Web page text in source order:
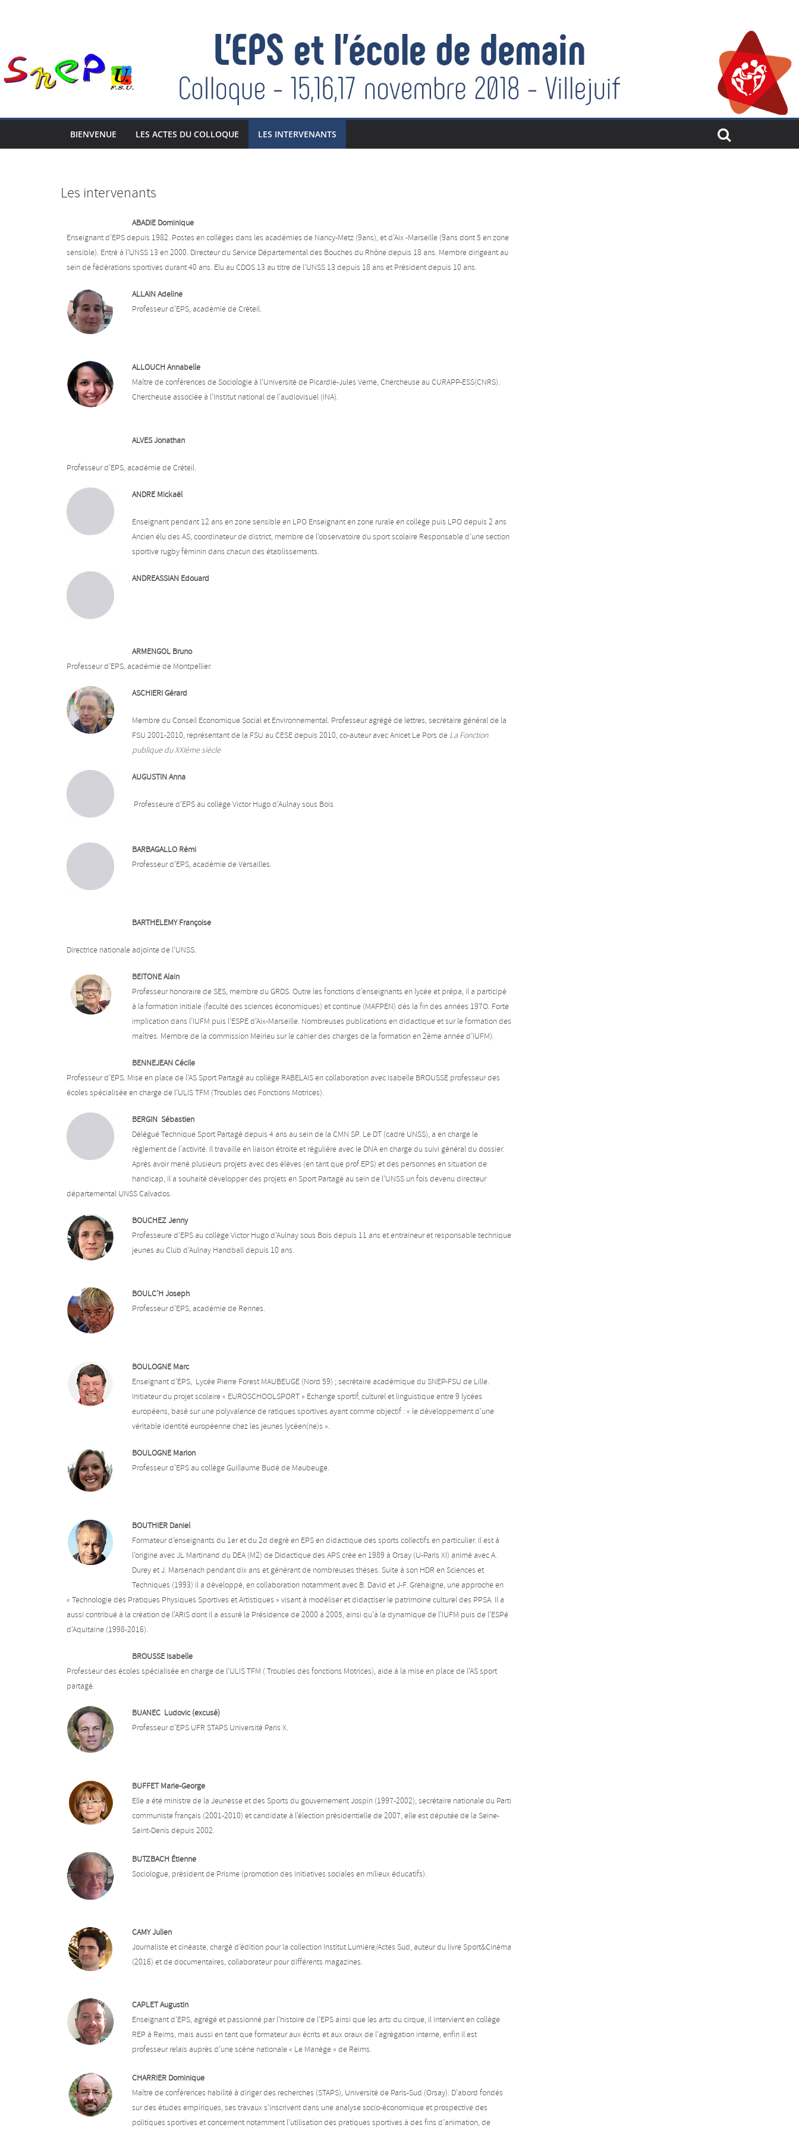
BIENVENUE LES ACTES DU COLLOQUE LES INTERVENANTS
Les intervenants
ABADIE Dominique
Enseignant d’EPS depuis 1982. Postes en collèges dans les académies de Nancy-Metz (9ans), et d’Aix -Marseille (9ans dont 5 en zone
sensible). Entré à l’UNSS 13 en 2000. Directeur du Service Départemental des Bouches du Rhône depuis 18 ans. Membre dirigeant au
sein de fédérations sportives durant 40 ans. Elu au CDOS 13 au titre de l’UNSS 13 depuis 18 ans et Président depuis 10 ans.
ALLAIN Adeline
Professeur d’EPS, académie de Créteil.
ALLOUCH Annabelle
Maître de conférences de Sociologie à l’Université de Picardie-Jules Verne, Chercheuse au CURAPP-ESS(CNRS).
Chercheuse associée à l’Institut national de l’audiovisuel (INA).
ALVES Jonathan
Professeur d’EPS, académie de Créteil.
ANDRE Mickaël
Enseignant pendant 12 ans en zone sensible en LPO Enseignant en zone rurale en collège puis LPO depuis 2 ans
Ancien élu des AS, coordinateur de district, membre de l’observatoire du sport scolaire Responsable d’une section
sportive rugby féminin dans chacun des établissements.
ANDREASSIAN Edouard
ARMENGOL Bruno
Professeur d’EPS, académie de Montpellier.
ASCHIERI Gérard
Membre du Conseil Economique Social et Environnemental. Professeur agrégé de lettres, secrétaire général de la
FSU 2001-2010, représentant de la FSU au CESE depuis 2010, co-auteur avec Anicet Le Pors de La Fonction
publique du XXIème siècle
AUGUSTIN Anna
Professeure d’EPS au collège Victor Hugo d’Aulnay sous Bois
BARBAGALLO Rémi
Professeur d’EPS, académie de Versailles.
BARTHELEMY Françoise
Directrice nationale adjointe de l’UNSS.
BEITONE Alain
Professeur honoraire de SES, membre du GRDS. Outre les fonctions d’enseignants en lycée et prépa, il a participé
à la formation initiale (faculté des sciences économiques) et continue (MAFPEN) dès la fin des années 197O. Forte
implication dans l’IUFM puis l’ESPE d’Aix-Marseille. Nombreuses publications en didactique et sur le formation des
maîtres. Membre de la commission Meirieu sur le cahier des charges de la formation en 2ème année d’IUFM).
BENNEJEAN Cécile
Professeur d’EPS. Mise en place de l’AS Sport Partagé au collège RABELAIS en collaboration avec Isabelle BROUSSE professeur des
écoles spécialisée en charge de l’ULIS TFM (Troubles des Fonctions Motrices).
BERGIN Sébastien
Délégué Technique Sport Partagé depuis 4 ans au sein de la CMN SP. Le DT (cadre UNSS), a en charge le
règlement de l’activité. Il travaille en liaison étroite et régulière avec le DNA en charge du suivi général du dossier.
Après avoir mené plusieurs projets avec des élèves (en tant que prof EPS) et des personnes en situation de
handicap, il a souhaité développer des projets en Sport Partagé au sein de l’UNSS un fois devenu directeur
départemental UNSS Calvados.
BOUCHEZ Jenny
Professeure d’EPS au collège Victor Hugo d’Aulnay sous Bois depuis 11 ans et entraineur et responsable technique
jeunes au Club d’Aulnay Handball depuis 10 ans.
BOULC’H Joseph
Professeur d’EPS, académie de Rennes.
BOULOGNE Marc
Enseignant d’EPS, Lycée Pierre Forest MAUBEUGE (Nord 59) ; secrétaire académique du SNEP-FSU de Lille.
Initiateur du projet scolaire « EUROSCHOOLSPORT » Echange sportif, culturel et linguistique entre 9 lycées
européens, basé sur une polyvalence de ratiques sportives ayant comme objectif : « le développement d’une
véritable identité européenne chez les jeunes lycéen(ne)s ».
BOULOGNE Marion
Professeur d’EPS au collège Guillaume Budé de Maubeuge.
BOUTHIER Daniel
Formateur d’enseignants du 1er et du 2d degré en EPS en didactique des sports collectifs en particulier. Il est à
l’origine avec JL Martinand du DEA (M2) de Didactique des APS crée en 1989 à Orsay (U-Paris XI) animé avec A.
Durey et J. Marsenach pendant dix ans et générant de nombreuses thèses. Suite à son HDR en Sciences et
Techniques (1993) il a développé, en collaboration notamment avec B. David et J-F. Grehaigne, une approche en
« Technologie des Pratiques Physiques Sportives et Artistiques » visant à modéliser et didactiser le patrimoine culturel des PPSA. Il a
aussi contribué à la création de l’ARIS dont il a assuré la Présidence de 2000 à 2005, ainsi qu’à la dynamique de l’IUFM puis de l’ESPé
d’Aquitaine (1998-2016).
BROUSSE Isabelle
Professeur des écoles spécialisée en charge de l’ULIS TFM ( Troubles des fonctions Motrices), aide à la mise en place de l’AS sport
partagé.
BUANEC Ludovic (excusé)
Professeur d’EPS UFR STAPS Université Paris X.
BUFFET Marie-George
Elle a été ministre de la Jeunesse et des Sports du gouvernement Jospin (1997-2002), secrétaire nationale du Parti
communiste français (2001-2010) et candidate à l’élection présidentielle de 2007, elle est députée de la Seine-
Saint-Denis depuis 2002.
BUTZBACH Étienne
Sociologue, président de Prisme (promotion des initiatives sociales en milieux éducatifs).
CAMY Julien
Journaliste et cinéaste, chargé d’édition pour la collection Institut Lumière/Actes Sud, auteur du livre Sport&Cinéma
(2016) et de documentaires, collaborateur pour différents magazines.
CAPLET Augustin
Enseignant d’EPS, agrégé et passionné par l’histoire de l’EPS ainsi que les arts du cirque, il intervient en collège
REP à Reims, mais aussi en tant que formateur aux écrits et aux oraux de l’agrégation interne, enfin il est
professeur relais auprès d’une scène nationale « Le Manège » de Reims.
CHARRIER Dominique
Maître de conférences habilité à diriger des recherches (STAPS), Université de Paris-Sud (Orsay). D’abord fondés
sur des études empiriques, ses travaux s’inscrivent dans une analyse socio-économique et prospective des
politiques sportives et concernent notamment l’utilisation des pratiques sportives à des fins d’animation, de